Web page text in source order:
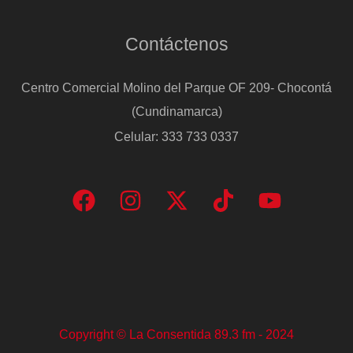
Contáctenos
Centro Comercial Molino del Parque OF 209- Chocontá
(Cundinamarca)
Celular: 333 733 0337
Copyright © La Consentida 89.3 fm - 2024